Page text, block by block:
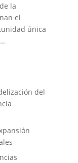
la
el
única
del